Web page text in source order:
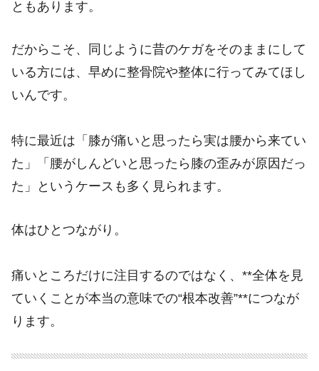
ともあります。
だからこそ、同じように昔のケガをそのままにして
いる方には、早めに整骨院や整体に行ってみてほし
いんです。
特に最近は「膝が痛いと思ったら実は腰から来てい
た」「腰がしんどいと思ったら膝の歪みが原因だっ
た」というケースも多く見られます。
体はひとつながり。
痛いところだけに注目するのではなく、**全体を見
ていくことが本当の意味での“根本改善”**につなが
ります。